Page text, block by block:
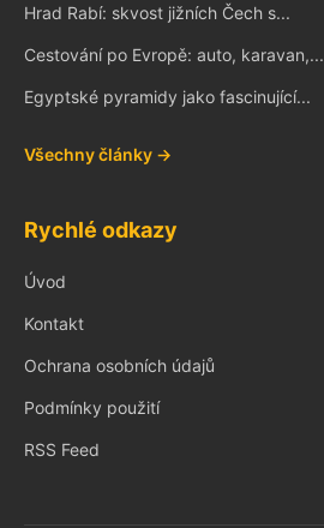
Hrad Rabí: skvost jižních Čech s...
Cestování po Evropě: auto, karavan,...
Egyptské pyramidy jako fascinující...
Všechny články →
Rychlé odkazy
Úvod
Kontakt
Ochrana osobních údajů
Podmínky použití
RSS Feed